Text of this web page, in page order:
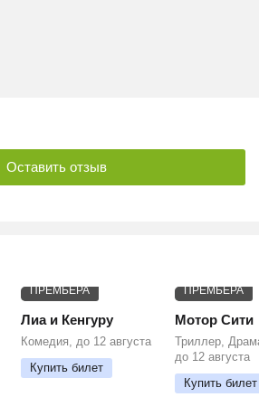
Оставить отзыв
ПРЕМЬЕРА
Лиа и Кенгуру
Комедия, до 12 августа
Купить билет
ПРЕМЬЕРА
Мотор Сити
Триллер,
до 12 августа
Купить билет